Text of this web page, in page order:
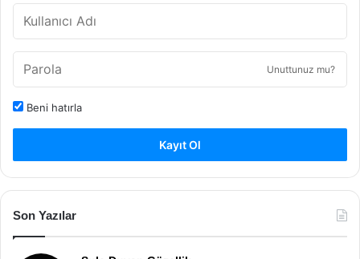
Unuttunuz mu?
Beni hatırla
Kayıt Ol
Son Yazılar